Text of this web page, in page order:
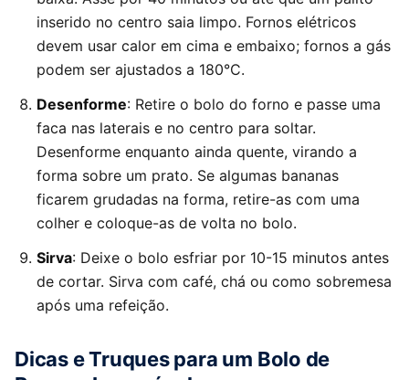
inserido no centro saia limpo. Fornos elétricos
devem usar calor em cima e embaixo; fornos a gás
podem ser ajustados a 180°C.
Desenforme: Retire o bolo do forno e passe uma
faca nas laterais e no centro para soltar.
Desenforme enquanto ainda quente, virando a
forma sobre um prato. Se algumas bananas
ficarem grudadas na forma, retire-as com uma
colher e coloque-as de volta no bolo.
Sirva: Deixe o bolo esfriar por 10-15 minutos antes
de cortar. Sirva com café, chá ou como sobremesa
após uma refeição.
Dicas e Truques para um Bolo de